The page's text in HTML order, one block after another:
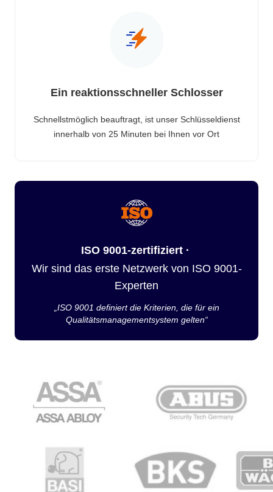
Ein reaktionsschneller Schlosser
Schnellstmöglich beauftragt, ist unser Schlüsseldienst
innerhalb von 25 Minuten bei Ihnen vor Ort
ISO 9001-zertifiziert ·
Wir sind das erste Netzwerk von ISO 9001-
Experten
„ISO 9001 definiert die Kriterien, die für ein
Qualitätsmanagementsystem gelten“